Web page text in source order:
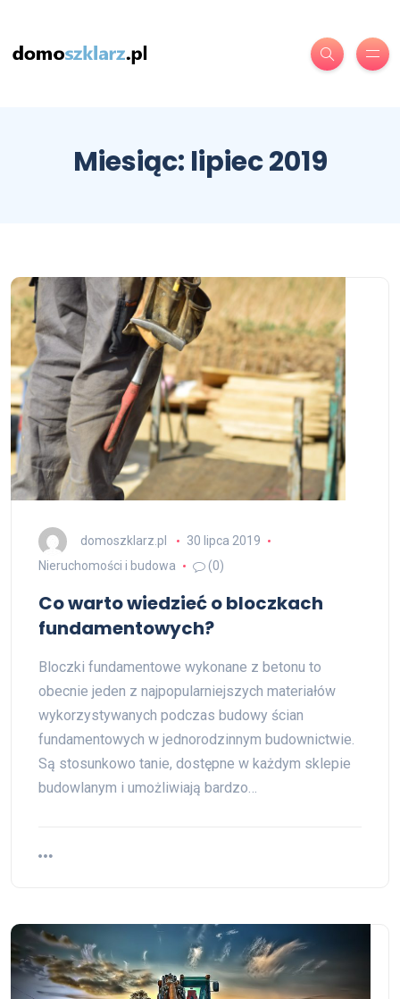
Miesiąc: lipiec 2019
domoszklarz.pl
30 lipca 2019
Nieruchomości i budowa
(0)
Co warto wiedzieć o bloczkach
fundamentowych?
Bloczki fundamentowe wykonane z betonu to
obecnie jeden z najpopularniejszych materiałów
wykorzystywanych podczas budowy ścian
fundamentowych w jednorodzinnym budownictwie.
Są stosunkowo tanie, dostępne w każdym sklepie
budowlanym i umożliwiają bardzo…